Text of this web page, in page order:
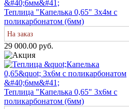
Теплица "Капелька 0,65" 3х4м с
поликарбонатом (6мм)
На заказ
29 000.00 руб.
Теплица "Капелька 0,65" 3х6м с
поликарбонатом (6мм)